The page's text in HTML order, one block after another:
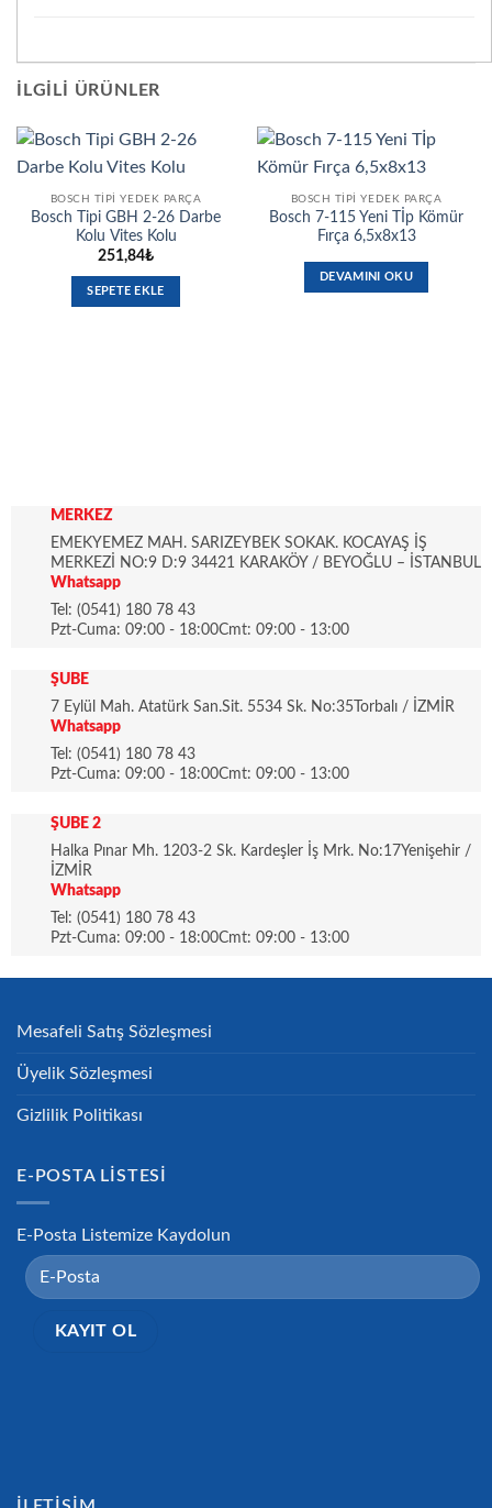
İLGILI ÜRÜNLER
BOSCH TIPI YEDEK PARÇA
Bosch Tipi GBH 2-26 Darbe
Kolu Vites Kolu
251,84₺
SEPETE EKLE
BOSCH TIPI YEDEK PARÇA
Bosch 7-115 Yeni Tİp Kömür
Fırça 6,5x8x13
DEVAMINI OKU
MERKEZ
EMEKYEMEZ MAH. SARIZEYBEK SOKAK. KOCAYAŞ İŞ
MERKEZİ NO:9 D:9 34421 KARAKÖY / BEYOĞLU – İSTANBUL
Whatsapp
Tel: (0541) 180 78 43
Pzt-Cuma: 09:00 - 18:00Cmt: 09:00 - 13:00
ŞUBE
7 Eylül Mah. Atatürk San.Sit. 5534 Sk. No:35Torbalı / İZMİR
Whatsapp
Tel: (0541) 180 78 43
Pzt-Cuma: 09:00 - 18:00Cmt: 09:00 - 13:00
ŞUBE 2
Halka Pınar Mh. 1203-2 Sk. Kardeşler İş Mrk. No:17Yenişehir /
İZMİR
Whatsapp
Tel: (0541) 180 78 43
Pzt-Cuma: 09:00 - 18:00Cmt: 09:00 - 13:00
Mesafeli Satış Sözleşmesi
Üyelik Sözleşmesi
Gizlilik Politikası
E-POSTA LISTESI
E-Posta Listemize Kaydolun